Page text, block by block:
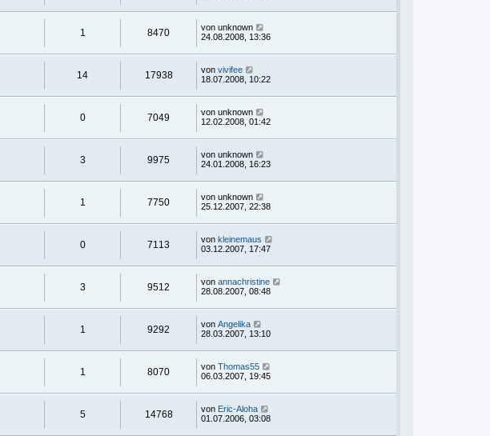
1 8470 von unknown
24.08.2008, 13:36
14 17938 von vivifee
18.07.2008, 10:22
0 7049 von unknown
12.02.2008, 01:42
3 9975 von unknown
24.01.2008, 16:23
1 7750 von unknown
25.12.2007, 22:38
0 7113 von kleinemaus
03.12.2007, 17:47
3 9512 von annachristine
28.08.2007, 08:48
1 9292 von Angelika
28.03.2007, 13:10
1 8070 von Thomas55
06.03.2007, 19:45
5 14768 von Eric-Aloha
01.07.2006, 03:08